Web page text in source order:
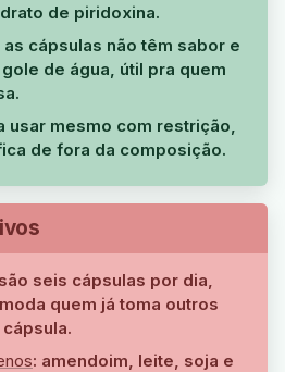
de piridoxina.
as cápsulas não têm sabor e
de água, útil pra quem
usar mesmo com restrição,
de fora da composição.
seis cápsulas por dia,
quem já toma outros
: amendoim, leite, soja e